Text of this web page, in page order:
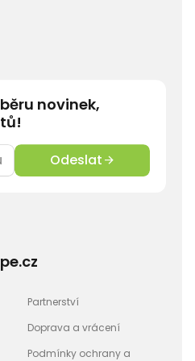
novinek,
Odeslat
Partnerství
Doprava a vrácení
Podmínky ochrany a